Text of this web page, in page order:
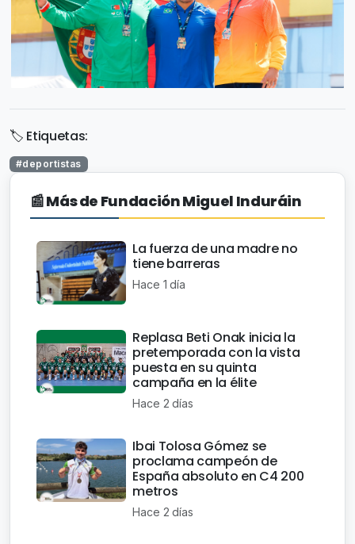
🏷️ Etiquetas:
#deportistas
📰 Más de Fundación Miguel Induráin
La fuerza de una madre no
tiene barreras
Hace 1 día
Replasa Beti Onak inicia la
pretemporada con la vista
puesta en su quinta
campaña en la élite
Hace 2 días
Ibai Tolosa Gómez se
proclama campeón de
España absoluto en C4 200
metros
Hace 2 días